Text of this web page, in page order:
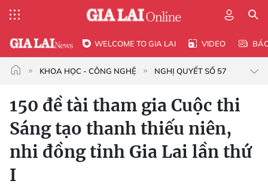
WELCOME TO GIA LAI VIDEO
KHOA HỌC - CÔNG NGHỆ NGHỊ QUYẾT SỐ 57
150 đề tài tham gia Cuộc thi
Sáng tạo thanh thiếu niên,
nhi đồng tỉnh Gia Lai lần thứ
I